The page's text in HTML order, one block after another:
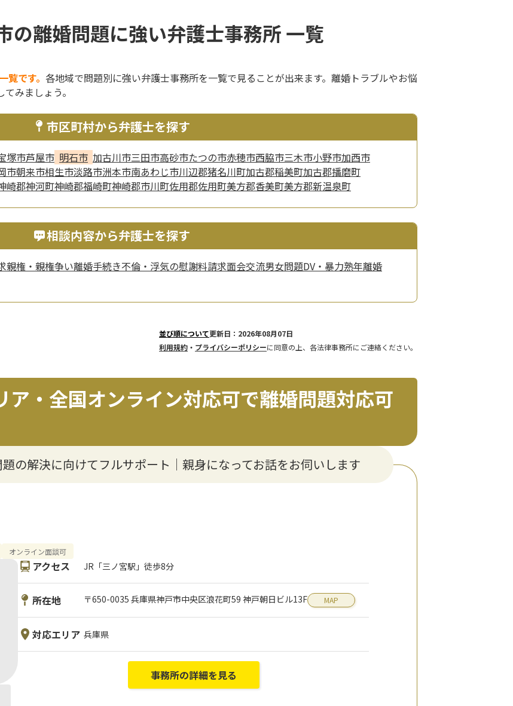
の離婚問題に強い弁護士事務所 一覧
です。 各地域で問題別に強い弁護士事務所を一覧で見ることが出来ます。離婚トラブルやお悩
みましょう。
市区町村から弁護士を探す
塚市芦屋市 明石市 加古川市三田市高砂市たつの市赤穂市西脇市三木市小野市加西市
市朝来市相生市淡路市洲本市南あわじ市川辺郡猪名川町加古郡稲美町加古郡播磨町
崎郡神河町神崎郡福崎町神崎郡市川町佐用郡佐用町美方郡香美町美方郡新温泉町
相談内容から弁護士を探す
親権・親権争い離婚手続き不倫・浮気の慰謝料請求面会交流男女問題DV・暴力熟年離婚
並び順について更新日：2026年08月07日
利用規約 ・ プライバシーポリシーに同意の上、各法律事務所にご連絡ください。
ア・全国オンライン対応可で離婚問題対応可
題の解決に向けてフルサポート｜親身になってお話をお伺いします
オンライン面談可
アクセス JR「三ノ宮駅」徒歩8分
所在地 〒650-0035 兵庫県神戸市中央区浪花町59 神戸朝日ビル13F MAP
対応エリア 兵庫県
事務所の詳細を見る